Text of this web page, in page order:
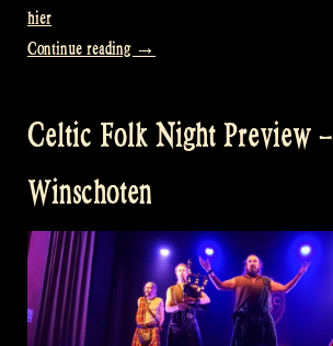
hier
Continue reading „Theater
’n‘
Hoorn“
→
Celtic Folk Night Preview –
Winschoten